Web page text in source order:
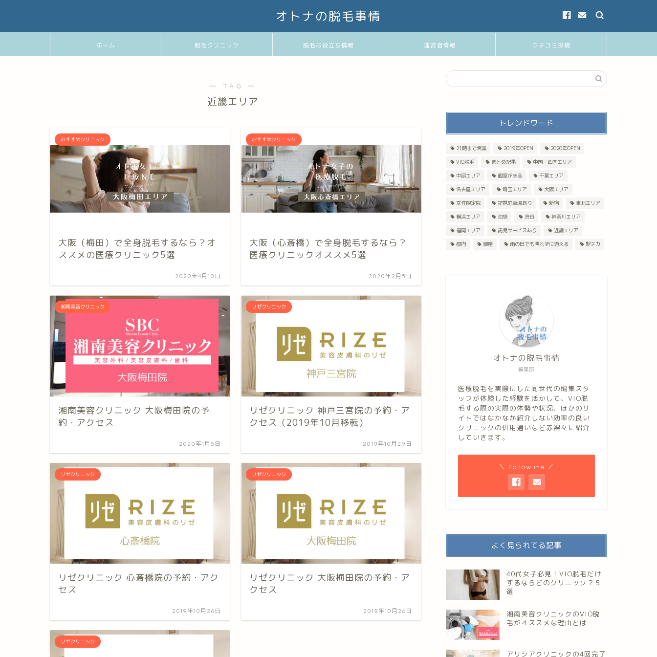
オトナの脱毛事情
ホーム 脱毛クリニック 脱毛お役立ち情報 運営者情報 クチコミ投稿
― TAG ―
近畿エリア
おすすめクリニック
大阪（梅田）で全身脱毛するなら？オ
ススメの医療クリニック5選
2020年4月10日
おすすめクリニック
大阪（心斎橋）で全身脱毛するなら？
医療クリニックオススメ5選
2020年2月5日
湘南美容クリニック
湘南美容クリニック 大阪梅田院の予
約・アクセス
2020年1月5日
リゼクリニック
リゼクリニック 神戸三宮院の予約・ア
クセス（2019年10月移転）
2019年10月29日
リゼクリニック
リゼクリニック 心斎橋院の予約・アク
セス
2019年10月26日
リゼクリニック
リゼクリニック 大阪梅田院の予約・ア
クセス
2019年10月26日
リゼクリニック
トレンドワード
21時まで営業 2019年OPEN
2020年OPEN
VIO脱毛
まとめ記事
中国・四国エリア
中部エリア
個室がある
千葉エリア
名古屋エリア
埼玉エリア
大阪エリア
女性限定院
提携駐車場あり 新宿
東北エリア
横浜エリア
池袋 渋谷
神奈川エリア
福岡エリア
託児サービスあり
近畿エリア
都内
銀座 雨の日でも濡れずに通える 駅チカ
編集部
オトナの脱毛事情
医療脱毛を実際にした同世代の編集スタ
ッフが体験した経験を活かして、VIO脱
毛する際の実際の体勢や状況、ほかのサ
イトではなかなか紹介しない効率の良い
クリニックの併用通いなど赤裸々に紹介
していきます。
＼ Follow me ／
よく見られてる記事
40代女子必見！VIO脱毛だけ
するならどのクリニック？５
選
湘南美容クリニックのVIO脱
毛がオススメな理由とは
アリシアクリニックの4回完了